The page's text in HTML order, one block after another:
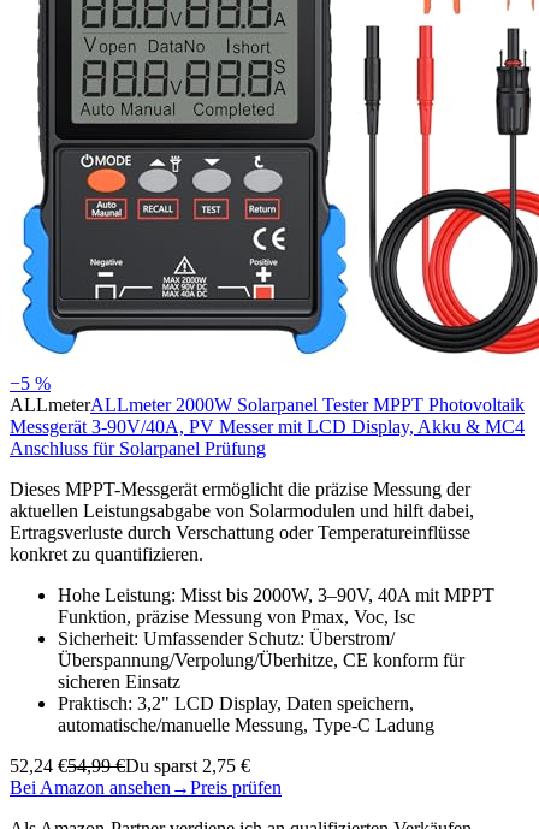
−5 %
ALLmeterALLmeter 2000W Solarpanel Tester MPPT Photovoltaik
Messgerät 3-90V/40A, PV Messer mit LCD Display, Akku & MC4
Anschluss für Solarpanel Prüfung
Dieses MPPT-Messgerät ermöglicht die präzise Messung der
aktuellen Leistungsabgabe von Solarmodulen und hilft dabei,
Ertragsverluste durch Verschattung oder Temperatureinflüsse
konkret zu quantifizieren.
Hohe Leistung: Misst bis 2000W, 3–90V, 40A mit MPPT
Funktion, präzise Messung von Pmax, Voc, Isc
Sicherheit: Umfassender Schutz: Überstrom/
Überspannung/Verpolung/Überhitze, CE konform für
sicheren Einsatz
Praktisch: 3,2" LCD Display, Daten speichern,
automatische/manuelle Messung, Type-C Ladung
52,24 €54,99 €Du sparst 2,75 €
Bei Amazon ansehen →Preis prüfen